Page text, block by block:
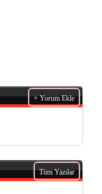
+ Yorum Ekle
Tüm Yazılar